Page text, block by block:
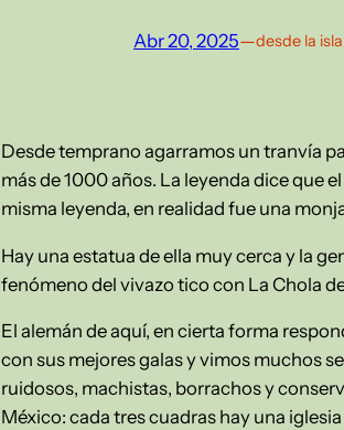
Abr 20, 2025—desde la
Desde temprano agarramos un tranvía
más de 1000 años. La leyenda dice que
misma leyenda, en realidad fue una
Hay una estatua de ella muy cerca y la
fenómeno del vivazo tico con La Chola
El alemán de aquí, en cierta forma
con sus mejores galas y vimos muchos
ruidosos, machistas, borrachos y
México: cada tres cuadras hay una